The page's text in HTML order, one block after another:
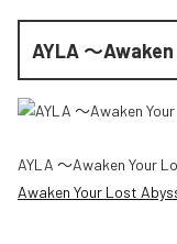
AYLA ～
AYLA ～Awaken Your
Awaken Your Lost